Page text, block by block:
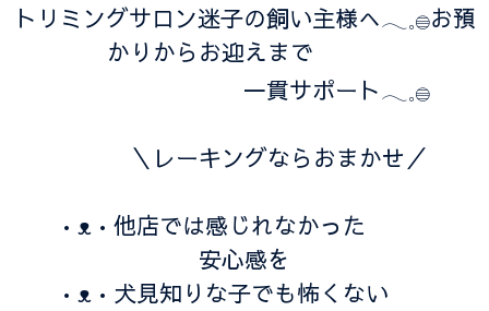
トリミングサロン迷子の飼い主様へ𓂃𓈒𓐍お預
かりからお迎えまで
一貫サポート𓂃𓈒𓐍
＼レーキングならおまかせ／
⁡•ᴥ•他店では感じれなかった
安心感を
•ᴥ•犬見知りな子でも怖くない